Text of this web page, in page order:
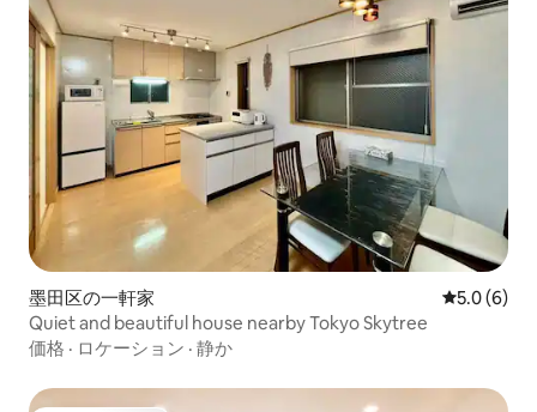
墨田区の一軒家 レビュー6
5.0 (6)
Quiet and beautiful house nearby Tokyo Skytree
価格 · ロケーション · 静か